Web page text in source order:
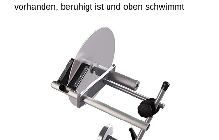
vorhanden, beruhigt ist und oben schwimmt